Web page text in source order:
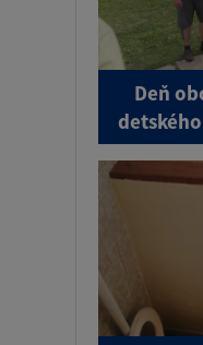
Deň